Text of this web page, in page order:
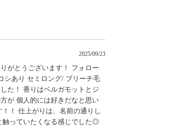
2025/09/23
がとうございます！ フォロー
あり セミロング/ ブリーチ毛
た！ 香りはベルガモットとジ
が 個人的には好きだなと思い
！ 仕上がりは、名前の通りし
触っていたくなる感じでした◎